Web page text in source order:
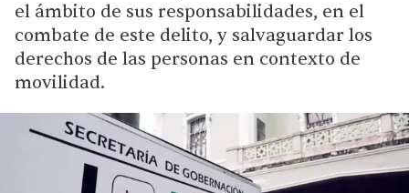
el ámbito de sus responsabilidades, en el
combate de este delito, y salvaguardar los
derechos de las personas en contexto de
movilidad.